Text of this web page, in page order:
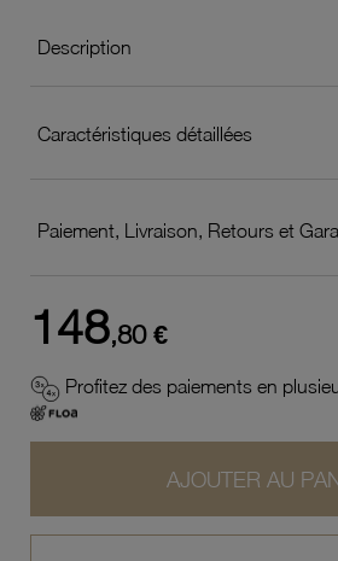
Description
Caractéristiques détaillées
Paiement, Livraison, Retours et
148,80 €
Profitez des paiements en
AJOUTER AU